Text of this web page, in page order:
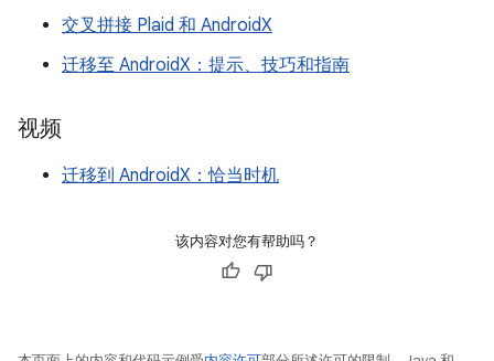
交叉拼接 Plaid 和 AndroidX
迁移至 AndroidX：提示、技巧和指南
视频
迁移到 AndroidX：恰当时机
该内容对您有帮助吗？